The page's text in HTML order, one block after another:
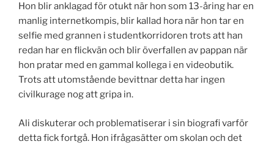
Hon blir anklagad för otukt när hon som 13-åring har en
manlig internetkompis, blir kallad hora när hon tar en
selfie med grannen i studentkorridoren trots att han
redan har en flickvän och blir överfallen av pappan när
hon pratar med en gammal kollega i en videobutik.
Trots att utomstående bevittnar detta har ingen
civilkurage nog att gripa in.
Ali diskuterar och problematiserar i sin biografi varför
detta fick fortgå. Hon ifrågasätter om skolan och det